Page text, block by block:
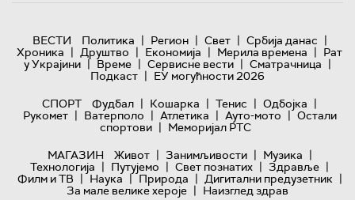
ВЕСТИ Политика | Регион | Свет | Србија данас |
Хроника | Друштво | Економија | Мерила времена | Рат
у Украјини | Време | Сервисне вести | Сматрачница |
Подкаст | ЕУ могућности 2026
СПОРТ
Фудбал | Кошарка | Тенис | Одбојка |
Рукомет | Ватерполо | Атлетика | Ауто-мото | Остали
спортови | Меморијал РТС
МАГАЗИН
Живот | Занимљивости | Музика |
Технологијa | Путујемо | Свет познатих | Здравље |
Филм и ТВ | Наука | Природа | Дигитални предузетник |
За мале велике хероје | Наизглед здрав